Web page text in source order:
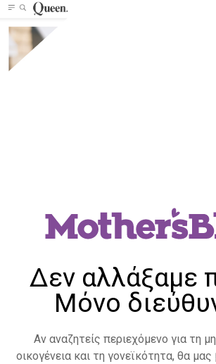
Δεν αλλάξαμε
Μόνο
Αν αναζητείς περιεχόμενο για τη
οικογένεια και τη γονεϊκότητα, θα